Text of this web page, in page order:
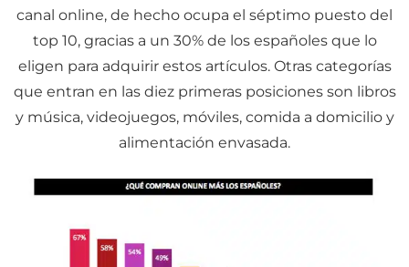
canal online, de hecho ocupa el séptimo puesto del
top 10, gracias a un 30% de los españoles que lo
eligen para adquirir estos artículos. Otras categorías
que entran en las diez primeras posiciones son libros
y música, videojuegos, móviles, comida a domicilio y
alimentación envasada.